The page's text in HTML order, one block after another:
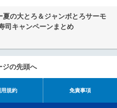
夏の大とろ＆ジャンボとろサーモ
司キャンペーンまとめ
ジの先頭へ
用規約 免責事項